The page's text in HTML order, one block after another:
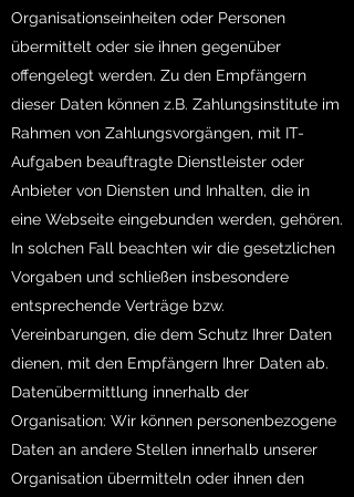
Organisationseinheiten oder Personen
übermittelt oder sie ihnen gegenüber
offengelegt werden. Zu den Empfängern
dieser Daten können z.B. Zahlungsinstitute im
Rahmen von Zahlungsvorgängen, mit IT-
Aufgaben beauftragte Dienstleister oder
Anbieter von Diensten und Inhalten, die in
eine Webseite eingebunden werden, gehören.
In solchen Fall beachten wir die gesetzlichen
Vorgaben und schließen insbesondere
entsprechende Verträge bzw.
Vereinbarungen, die dem Schutz Ihrer Daten
dienen, mit den Empfängern Ihrer Daten ab.
Datenübermittlung innerhalb der
Organisation: Wir können personenbezogene
Daten an andere Stellen innerhalb unserer
Organisation übermitteln oder ihnen den